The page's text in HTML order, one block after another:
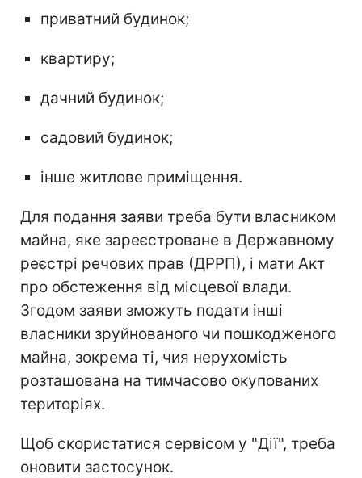
приватний будинок;
квартиру;
дачний будинок;
садовий будинок;
інше житлове приміщення.
Для подання заяви треба бути власником
майна, яке зареєстроване в Державному
реєстрі речових прав (ДРРП), і мати Акт
про обстеження від місцевої влади.
Згодом заяви зможуть подати інші
власники зруйнованого чи пошкодженого
майна, зокрема ті, чия нерухомість
розташована на тимчасово окупованих
територіях.
Щоб скористатися сервісом у "Дії", треба
оновити застосунок.